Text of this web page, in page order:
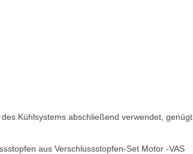
Kühlsystems abschließend verwendet, genügt
aus Verschlussstopfen-Set Motor -VAS